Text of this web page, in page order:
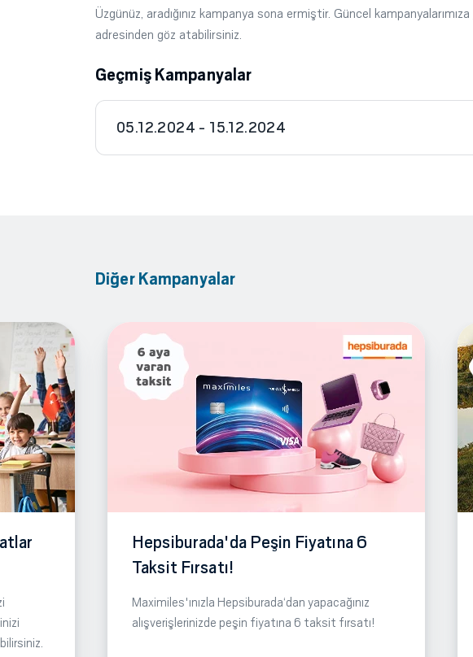
Üzgünüz, aradığınız kampanya sona ermiştir. Güncel kampanyalarımıza
adresinden göz atabilirsiniz.
Geçmiş Kampanyalar
05.12.2024 - 15.12.2024
Diğer Kampanyalar
Hepsiburada'da Peşin Fiyatına 6
Taksit Fırsatı!
Maximiles'ınızla Hepsiburada‘dan yapacağınız
alışverişlerinizde peşin fiyatına 6 taksit fırsatı!